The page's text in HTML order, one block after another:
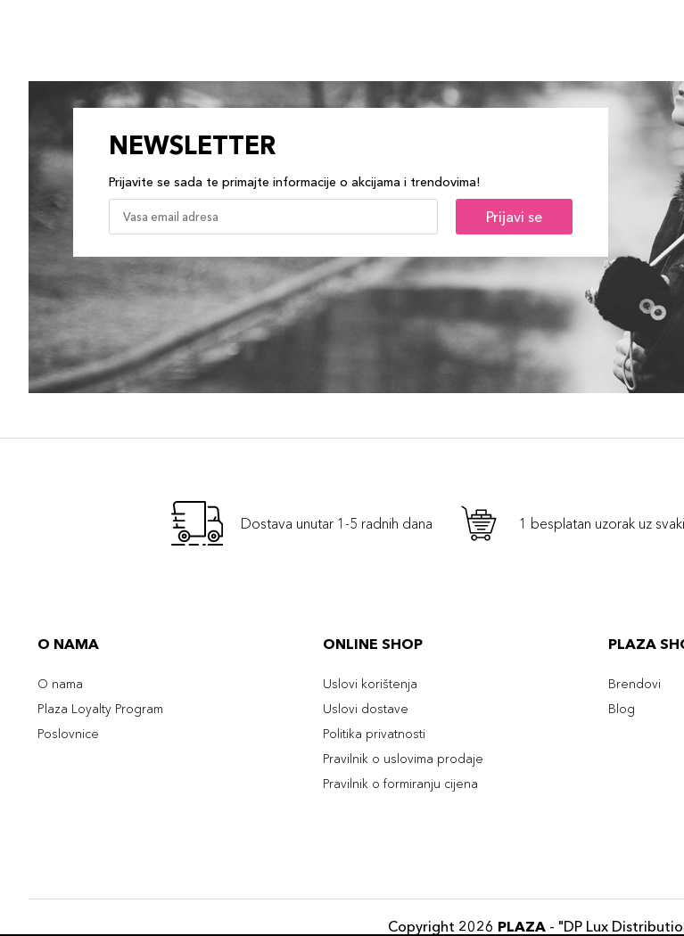
NEWSLETTER
Prijavite se sada te primajte informacije o akcijama i trendovima!
Prijavi se
Dostava unutar 1-5 radnih dana 1 besplatan uzorak uz
O NAMA
O nama
Plaza Loyalty Program
Poslovnice
ONLINE SHOP
Uslovi korištenja
Uslovi dostave
Politika privatnosti
Pravilnik o uslovima prodaje
Pravilnik o formiranju cijena
PLAZA
Brendovi
Blog
Copyright 2026 PLAZA- "DP Lux